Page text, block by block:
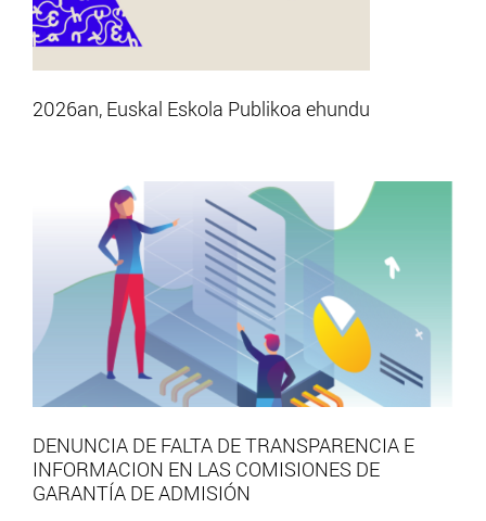
2026an, Euskal Eskola Publikoa ehundu
DENUNCIA DE FALTA DE TRANSPARENCIA E
INFORMACION EN LAS COMISIONES DE
GARANTÍA DE ADMISIÓN